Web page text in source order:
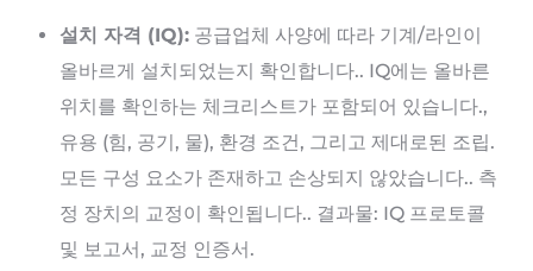
설치 자격 (IQ): 공급업체 사양에 따라 기계/라인이
올바르게 설치되었는지 확인합니다.. IQ에는 올바른
위치를 확인하는 체크리스트가 포함되어 있습니다.,
유용 (힘, 공기, 물), 환경 조건, 그리고 제대로된 조립.
모든 구성 요소가 존재하고 손상되지 않았습니다.. 측
정 장치의 교정이 확인됩니다.. 결과물: IQ 프로토콜
및 보고서, 교정 인증서.